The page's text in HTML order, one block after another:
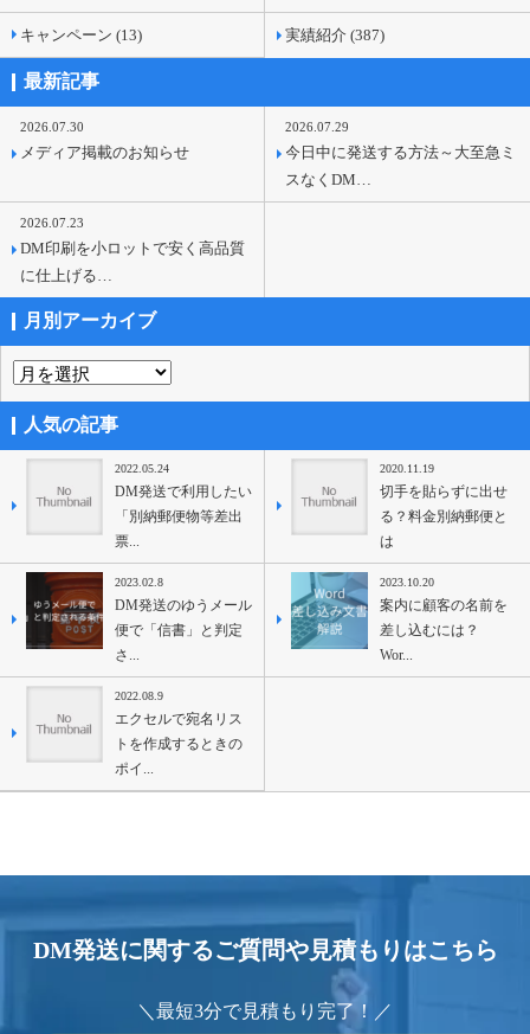
キャンペーン (13) 実績紹介 (387)
最新記事
2026.07.30
メディア掲載のお知らせ
2026.07.29
今日中に発送する方法～大至急ミ
スなくDM…
2026.07.23
DM印刷を小ロットで安く高品質
に仕上げる…
月別アーカイブ
人気の記事
2022.05.24
DM発送で利用したい
「別納郵便物等差出
票...
2020.11.19
切手を貼らずに出せ
る？料金別納郵便と
は
2023.02.8
DM発送のゆうメール
便で「信書」と判定
さ...
2023.10.20
案内に顧客の名前を
差し込むには？
Wor...
2022.08.9
エクセルで宛名リス
トを作成するときの
ポイ...
DM発送に関するご質問や見積もりはこちら
＼最短3分で見積もり完了！／